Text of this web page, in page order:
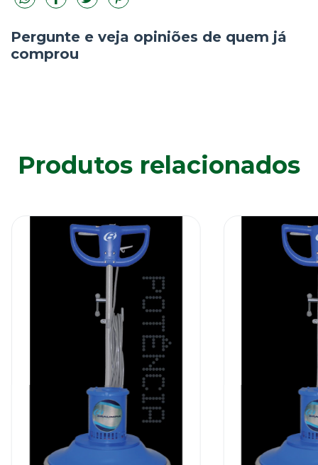
Pergunte e veja opiniões de quem já
comprou
Produtos relacionados